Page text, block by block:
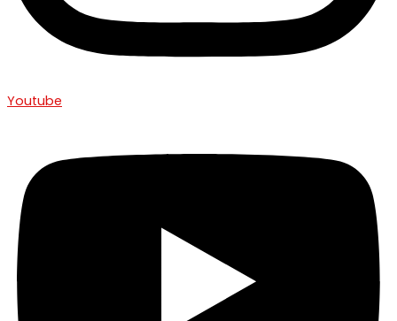
Youtube